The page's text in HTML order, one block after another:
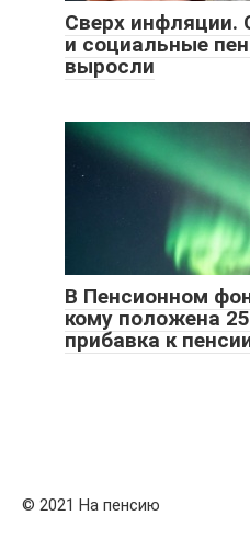
Сверх инфляции.
и социальные
выросли
В Пенсионном
кому положена
прибавка к
© 2021 На пенсию